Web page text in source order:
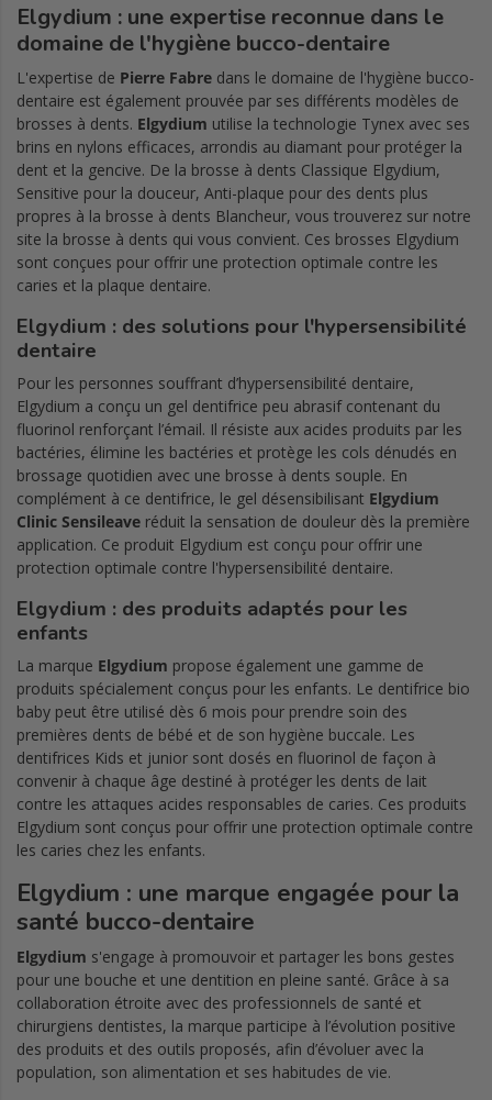
Elgydium : une expertise reconnue dans le
domaine de l'hygiène bucco-dentaire
L'expertise de Pierre Fabre dans le domaine de l'hygiène bucco-
dentaire est également prouvée par ses différents modèles de
brosses à dents. Elgydium utilise la technologie Tynex avec ses
brins en nylons efficaces, arrondis au diamant pour protéger la
dent et la gencive. De la brosse à dents Classique Elgydium,
Sensitive pour la douceur, Anti-plaque pour des dents plus
propres à la brosse à dents Blancheur, vous trouverez sur notre
site la brosse à dents qui vous convient. Ces brosses Elgydium
sont conçues pour offrir une protection optimale contre les
caries et la plaque dentaire.
Elgydium : des solutions pour l'hypersensibilité
dentaire
Pour les personnes souffrant d’hypersensibilité dentaire,
Elgydium a conçu un gel dentifrice peu abrasif contenant du
fluorinol renforçant l’émail. Il résiste aux acides produits par les
bactéries, élimine les bactéries et protège les cols dénudés en
brossage quotidien avec une brosse à dents souple. En
complément à ce dentifrice, le gel désensibilisant Elgydium
Clinic Sensileave réduit la sensation de douleur dès la première
application. Ce produit Elgydium est conçu pour offrir une
protection optimale contre l'hypersensibilité dentaire.
Elgydium : des produits adaptés pour les
enfants
La marque Elgydium propose également une gamme de
produits spécialement conçus pour les enfants. Le dentifrice bio
baby peut être utilisé dès 6 mois pour prendre soin des
premières dents de bébé et de son hygiène buccale. Les
dentifrices Kids et junior sont dosés en fluorinol de façon à
convenir à chaque âge destiné à protéger les dents de lait
contre les attaques acides responsables de caries. Ces produits
Elgydium sont conçus pour offrir une protection optimale contre
les caries chez les enfants.
Elgydium : une marque engagée pour la
santé bucco-dentaire
Elgydium s'engage à promouvoir et partager les bons gestes
pour une bouche et une dentition en pleine santé. Grâce à sa
collaboration étroite avec des professionnels de santé et
chirurgiens dentistes, la marque participe à l’évolution positive
des produits et des outils proposés, afin d’évoluer avec la
population, son alimentation et ses habitudes de vie.